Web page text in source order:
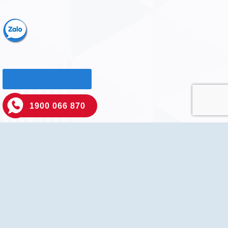
1900 066 870